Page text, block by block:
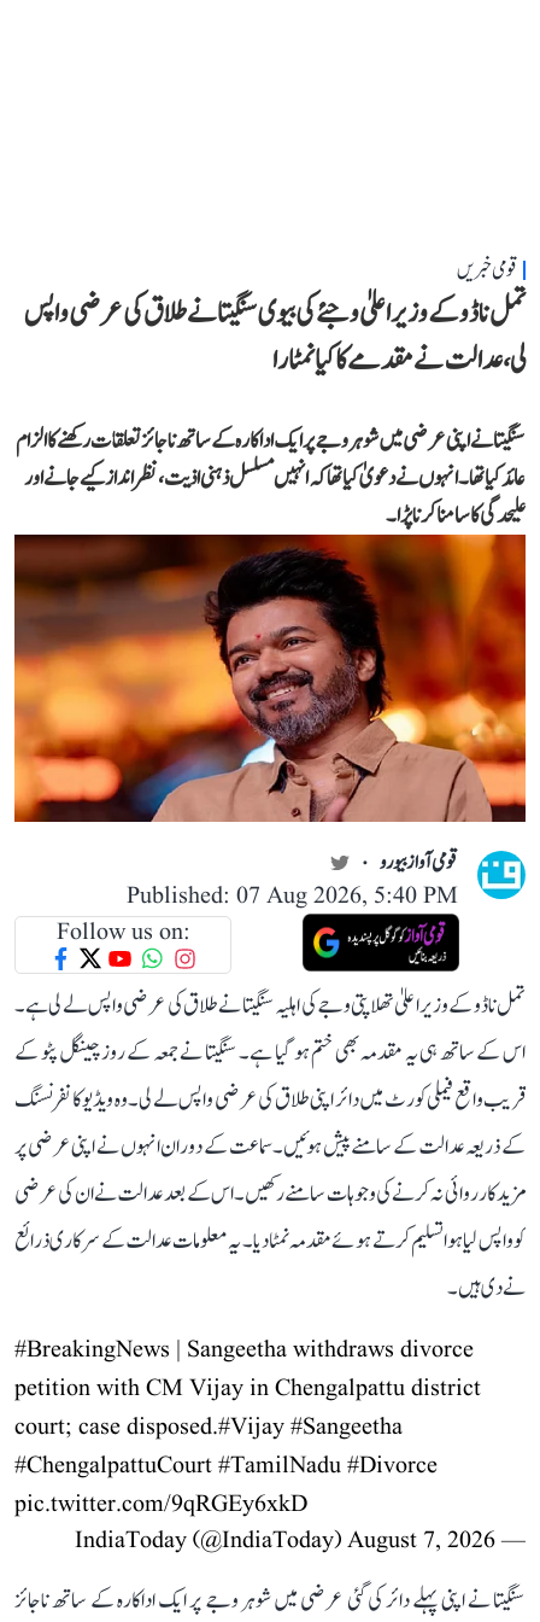
قومی خبریں
تمل ناڈو کے وزیر اعلیٰ وجئے کی بیوی سنگیتا نے طلاق کی عرضی واپس
لی، عدالت نے مقدمے کا کیا نمٹارا
سنگیتا نے اپنی عرضی میں شوہر وجے پر ایک اداکارہ کے ساتھ ناجائز تعلقات رکھنے کا الزام
عائد کیا تھا۔ انہوں نے دعویٰ کیا تھا کہ انہیں مسلسل ذہنی اذیت، نظر انداز کیے جانے اور
علیحدگی کا سامنا کرنا پڑا۔
قومی آواز بیورو
Published: 07 Aug 2026, 5:40 PM
Follow us on:
تمل ناڈو کے وزیر اعلیٰ تھلاپتی وجے کی اہلیہ سنگیتا نے طلاق کی عرضی واپس لے لی ہے۔
اس کے ساتھ ہی یہ مقدمہ بھی ختم ہو گیا ہے۔ سنگیتا نے جمعہ کے روز چینگل پٹو کے
قریب واقع فیملی کورٹ میں دائر اپنی طلاق کی عرضی واپس لے لی۔ وہ ویڈیو کانفرنسنگ
کے ذریعہ عدالت کے سامنے پیش ہوئیں۔ سماعت کے دوران انہوں نے اپنی عرضی پر
مزید کارروائی نہ کرنے کی وجوہات سامنے رکھیں۔ اس کے بعد عدالت نے ان کی عرضی
کو واپس لیا ہوا تسلیم کرتے ہوئے مقدمہ نمٹا دیا۔ یہ معلومات عدالت کے سرکاری ذرائع
نے دی ہیں۔
#BreakingNews | Sangeetha withdraws divorce
petition with CM Vijay in Chengalpattu district
court; case disposed.#Vijay#Sangeetha
#ChengalpattuCourt#TamilNadu#Divorce
pic.twitter.com/9qRGEy6xkD
— IndiaToday (@IndiaToday)
August 7, 2026
سنگیتا نے اپنی پہلے دائر کی گئی عرضی میں شوہر وجے پر ایک اداکارہ کے ساتھ ناجائز